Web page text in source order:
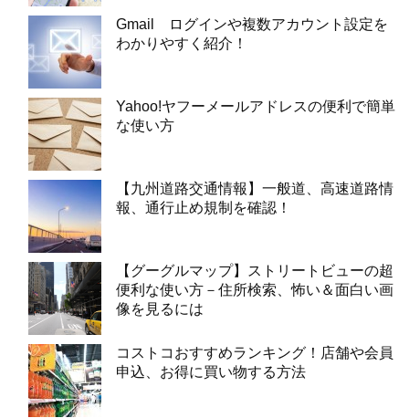
Gmail ログインや複数アカウント設定を
わかりやすく紹介！
Yahoo!ヤフーメールアドレスの便利で簡単
な使い方
【九州道路交通情報】一般道、高速道路情
報、通行止め規制を確認！
【グーグルマップ】ストリートビューの超
便利な使い方－住所検索、怖い＆面白い画
像を見るには
コストコおすすめランキング！店舗や会員
申込、お得に買い物する方法